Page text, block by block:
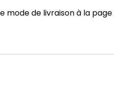
mode de livraison à la page